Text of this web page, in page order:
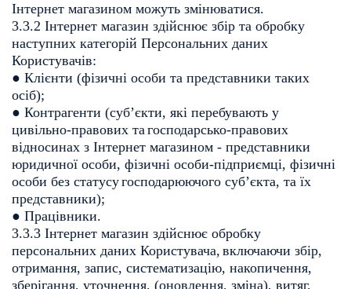
Інтернет магазином можуть змінюватися.
3.3.2 Інтернет магазин здійснює збір та обробку
наступних категорій Персональних даних
Користувачів:
● Клієнти (фізичні особи та представники таких
осіб);
● Контрагенти (суб’єкти, які перебувають у
цивільно-правових тагосподарсько-правових
відносинах з Інтернет магазином - представники
юридичної особи, фізичні особи-підприємці, фізичні
особи без статусугосподарюючого суб’єкта, та їх
представники);
● Працівники.
3.3.3 Інтернет магазин здійснює обробку
персональних даних Користувача, включаючи збір,
отримання, запис, систематизацію, накопичення,
зберігання, уточнення, (оновлення, зміна), витяг,